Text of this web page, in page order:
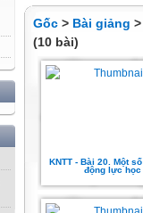
Gốc > Bài giảng
(10 bài)
KNTT - Bài 20. Một
động lực học